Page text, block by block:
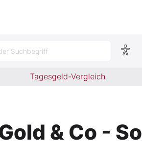
Suchbegriff
Tagesgeld-Vergleich
& Co - So